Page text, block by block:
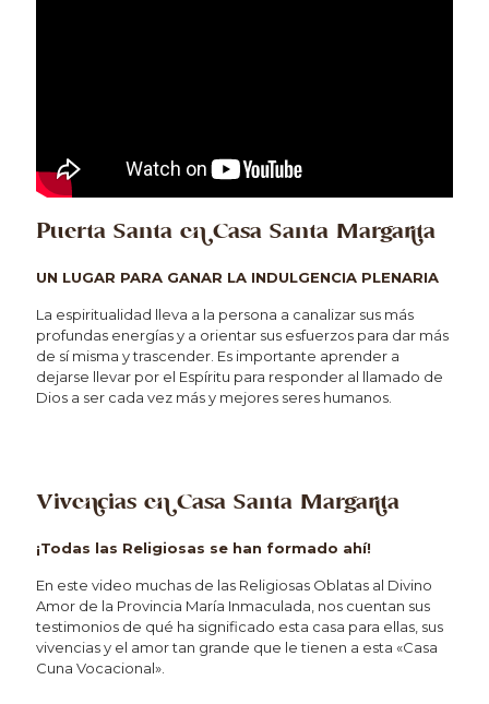
Puerta Santa en Casa Santa Margarita
UN LUGAR PARA GANAR LA INDULGENCIA PLENARIA
La espiritualidad lleva a la persona a canalizar sus más
profundas energías y a orientar sus esfuerzos para dar más
de sí misma y trascender. Es importante aprender a
dejarse llevar por el Espíritu para responder al llamado de
Dios a ser cada vez más y mejores seres humanos.
Vivencias en Casa Santa Margarita
¡Todas las Religiosas se han formado ahí!
En este video muchas de las Religiosas Oblatas al Divino
Amor de la Provincia María Inmaculada, nos cuentan sus
testimonios de qué ha significado esta casa para ellas, sus
vivencias y el amor tan grande que le tienen a esta «Casa
Cuna Vocacional».